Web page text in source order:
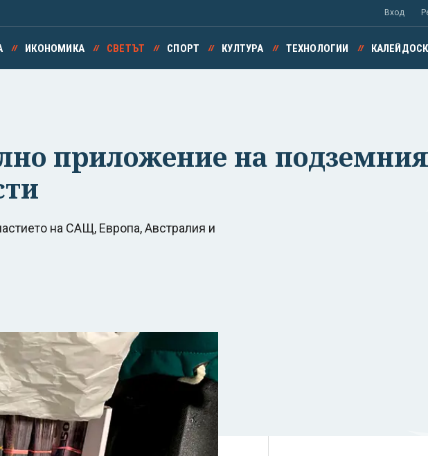
Вход
ИКОНОМИКА СВЕТЪТ СПОРТ КУЛТУРА ТЕХНОЛОГИИ
приложение на подземния
на САЩ, Европа, Австралия и